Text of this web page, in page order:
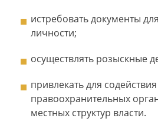
истребовать документы
личности;
осуществлять розыскные
привлекать для
правоохранительных
местных структур власти.